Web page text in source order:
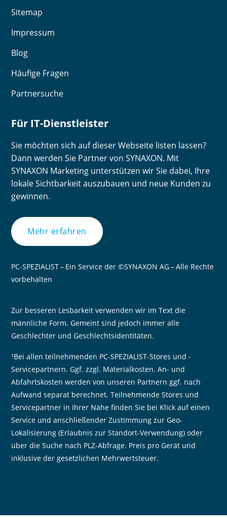
Sitemap
Impressum
Blog
Häufige Fragen
Partnersuche
Für IT-Dienstleister
Sie möchten sich auf dieser Webseite listen lassen?
Dann werden Sie Partner von SYNAXON. Mit
SYNAXON Marketing unterstützen wir Sie dabei, Ihre
lokale Sichtbarkeit auszubauen und neue Kunden zu
gewinnen.
Mehr erfahren
PC-SPEZIALIST – Ein Service der ©SYNAXON AG – Alle Rechte
vorbehalten
Zur besseren Lesbarkeit verwenden wir im Text die
männliche Form. Gemeint sind jedoch immer alle
Geschlechter und Geschlechtsidentitäten.
¹Bei allen teilnehmenden PC-SPEZIALIST-Stores und -
Servicepartnern. Ggf. zzgl. Materialkosten. An- und
Abfahrtskosten werden von unseren Partnern ggf. nach
Aufwand separat berechnet. Teilnehmende Stores und
Servicepartner in Ihrer Nähe finden Sie bei Klick auf einen
Service und anschließender Zustimmung zur Geo-
Lokalisierung (Erlaubnis zur Standort-Verwendung) oder
über die Suche nach PLZ-Abfrage. Preis pro Gerät und
inklusive der gesetzlichen Mehrwertsteuer.